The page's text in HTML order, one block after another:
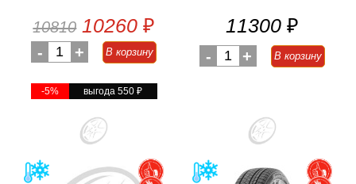
10810 10260 ₽
- 1 + В корзину
-5% выгода 550₽
11300 ₽
- 1 + В корзину